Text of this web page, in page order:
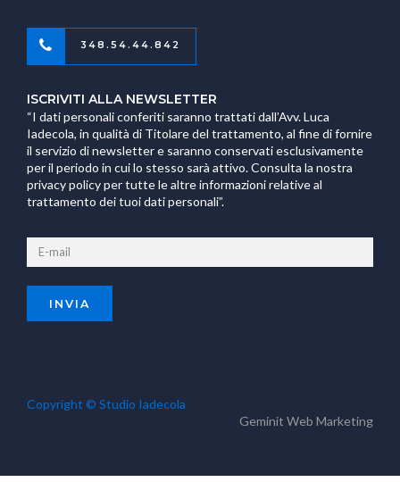
348.54.44.842
ISCRIVITI ALLA NEWSLETTER
“I dati personali conferiti saranno trattati dall’Avv. Luca
Iadecola, in qualità di Titolare del trattamento, al fine di fornire
il servizio di newsletter e saranno conservati esclusivamente
per il periodo in cui lo stesso sarà attivo. Consulta la nostra
privacy policy per tutte le altre informazioni relative al
trattamento dei tuoi dati personali”.
Copyright © Studio Iadecola
Geminit Web Marketing